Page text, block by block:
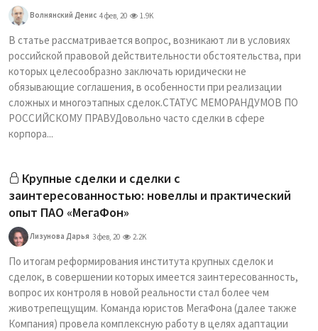
Волнянский Денис 4 фев, 20 1.9K
В статье рассматривается вопрос, возникают ли в условиях
российской правовой действительности обстоятельства, при
которых целесообразно заключать юридически не
обязывающие соглашения, в особенности при реализации
сложных и многоэтапных сделок.СТАТУС МЕМОРАНДУМОВ ПО
РОССИЙСКОМУ ПРАВУДовольно часто сделки в сфере
корпора...
Крупные сделки и сделки с
заинтересованностью: новеллы и практический
опыт ПАО «МегаФон»
Лизунова Дарья 3 фев, 20 2.2K
По итогам реформирования института крупных сделок и
сделок, в совершении которых имеется заинтересованность,
вопрос их контроля в новой реальности стал более чем
животрепещущим. Команда юристов МегаФона (далее также
Компания) провела комплексную работу в целях адаптации